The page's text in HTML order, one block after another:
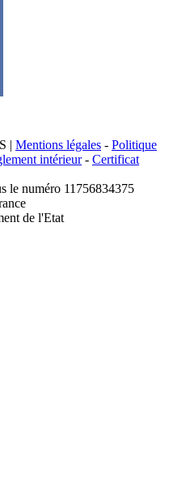
| Mentions légales - Politique
intérieur- Certificat
le numéro 11756834375
de l'Etat